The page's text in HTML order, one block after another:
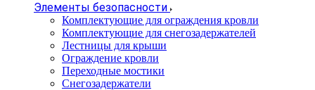
Элементы безопасности
Комплектующие для ограждения кровли
Комплектующие для снегозадержателей
Лестницы для крыши
Ограждение кровли
Переходные мостики
Снегозадержатели